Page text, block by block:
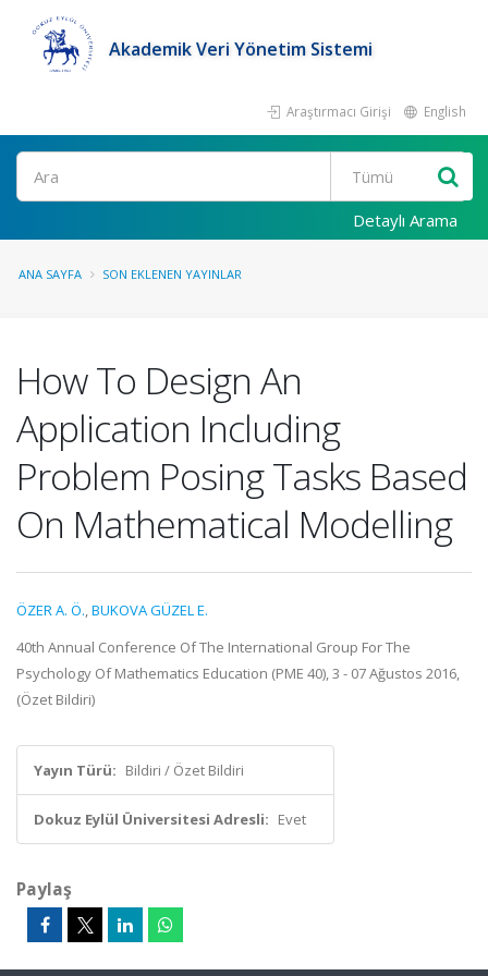
Akademik Veri Yönetim Sistemi
Araştırmacı Girişi English
Ara
Detaylı Arama
ANA SAYFA SON EKLENEN YAYINLAR
How To Design An
Application Including
Problem Posing Tasks Based
On Mathematical Modelling
ÖZER A. Ö.,BUKOVA GÜZEL E.
40th Annual Conference Of The International Group For The
Psychology Of Mathematics Education (PME 40), 3 - 07 Ağustos 2016,
(Özet Bildiri)
Yayın Türü: Bildiri / Özet Bildiri
Dokuz Eylül Üniversitesi Adresli: Evet
Paylaş